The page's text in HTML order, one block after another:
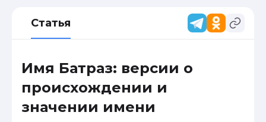
Статья
Имя Батраз: версии о
происхождении и
значении имени